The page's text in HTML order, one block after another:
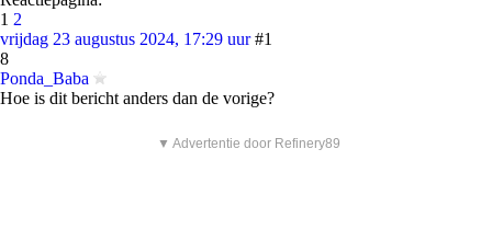
1 2
vrijdag 23 augustus 2024, 17:29 uur #1
8
Ponda_Baba
Hoe is dit bericht anders dan de vorige?
▼ Advertentie door Refinery89